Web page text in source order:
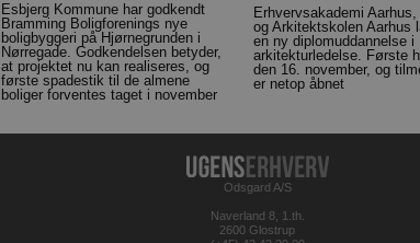
Esbjerg Kommune har godkendt
Bramming Boligforenings nye
boligbyggeri på Hjørnegrunden i
Nørregade. Godkendelsen betyder,
at projektet nu kan realiseres, og
første spadestik til de almene
boliger forventes taget i november
Erhvervsakademi
og Arkitektskolen Aarhus
en ny diplomuddannelse i
arkitekturledelse. Første
den 16. november, og
er netop åbnet
Odsgard A/S
Naverland 8, 1.th.
2600 Glostrup